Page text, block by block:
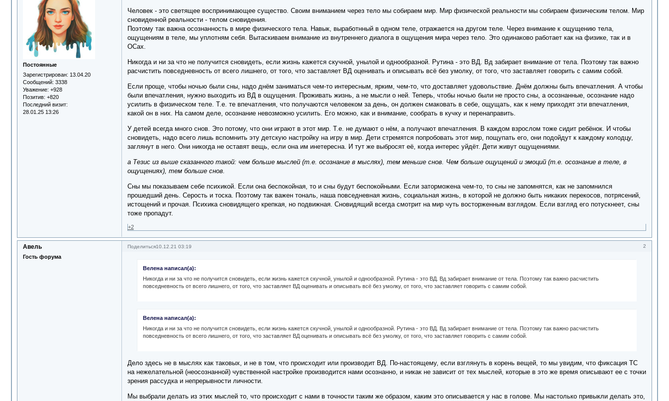
Постоянные
Зарегистрирован: 13.04.20
Сообщений: 3338
Уважение: +928
Позитив: +820
Последний визит:
28.01.25 13:26
Человек - это светящее воспринимающее существо. Своим вниманием через тело мы собираем мир. Мир физической реальности мы собираем физическим телом. Мир
сновиденной реальности - телом сновидения.
Поэтому так важна осознанность в мире физического тела. Навык, выработнный в одном теле, отражается на другом теле. Через внимание к ощущению тела,
ощущениям в теле, мы уплотням себя. Вытаскиваем внимание из внутреннего диалога в ощущения мира через тело. Это одинаково работает как на физике, так и в
ОСах.
Никогда и ни за что не получится сновидеть, если жизнь кажется скучной, унылой и однообразной. Рутина - это ВД. Вд забирает внимание от тела. Поэтому так важно
расчистить повседневность от всего лишнего, от того, что заставляет ВД оценивать и описывать всё без умолку, от того, что заставляет говорить с самим собой.
Если проще, чтобы ночью были сны, надо днём заниматься чем-то интересным, ярким, чем-то, что доставляет удовольствие. Днём должны быть впечатления. А чтобы
были впечатления, нужно выходить из ВД в ощущения. Проживать жизнь, а не мысли о ней. Теперь, чтобы ночью были не просто сны, а осознанные, осознание надо
усилить в физическом теле. Т.е. те впечатления, что получаются человеком за день, он должен смаковать в себе, ощущать, как к нему приходят эти впечатления,
какой он в них. На самом деле, осознание невозможно усилить. Его можно, как и внимание, сообрать в кучку и перенаправить.
У детей всегда много снов. Это потому, что они играют в этот мир. Т.е. не думают о нём, а получают впечатления. В каждом взрослом тоже сидит ребёнок. И чтобы
сновидеть, надо всего лишь вспомнить эту детскую настройку на игру в мир. Дети стремятся попробовать этот мир, пощупать его, они подойдут к каждому колодцу,
заглянут в него. Они никогда не оставят вещь, если она им инетересна. И тут же выбросят её, когда интерес уйдёт. Дети живут ощущениями.
а Тезис из выше сказанного такой: чем больше мыслей (т.е. осознание в мыслях), тем меньше снов. Чем больше ощущений и эмоций (т.е. осознание в теле, в
ощущениях), тем больше снов.
Сны мы показываем себе психикой. Если она беспокойная, то и сны будут беспокойными. Если заторможена чем-то, то сны не запомнятся, как не запомнился
прошедший день. Серость и тоска. Поэтому так важен тональ, наша повседневная жизнь, социальная жизнь, в которой не должно быть никаких перекосов, потрясений,
истощений и прочая. Психика сновидящего крепкая, но подвижная. Сновидящий всегда смотрит на мир чуть восторженным взглядом. Если взгляд его потускнеет, сны
тоже пропадут.
+2
Поделиться 2
10.12.21 03:19
Авель
Гость форума
Велена написал(а):
Никогда и ни за что не получится сновидеть, если жизнь кажется скучной, унылой и однообразной. Рутина - это ВД. Вд забирает внимание от тела. Поэтому так важно расчистить
повседневность от всего лишнего, от того, что заставляет ВД оценивать и описывать всё без умолку, от того, что заставляет говорить с самим собой.
Велена написал(а):
Никогда и ни за что не получится сновидеть, если жизнь кажется скучной, унылой и однообразной. Рутина - это ВД. Вд забирает внимание от тела. Поэтому так важно расчистить
повседневность от всего лишнего, от того, что заставляет ВД оценивать и описывать всё без умолку, от того, что заставляет говорить с самим собой.
Дело здесь не в мыслях как таковых, и не в том, что происходит или производит ВД. По-настоящему, если взглянуть в корень вещей, то мы увидим, что фиксация ТС
на нежелательной (неосознанной) чувственной настройке производится нами осознанно, и никак не зависит от тех мыслей, которые в это же время описывают ее с точки
зрения рассудка и непрерывности личности.
Мы выбрали делать из этих мыслей то, что происходит с нами в точности таким же образом, каким это описывается у нас в голове. Мы настолько привыкли делать это,